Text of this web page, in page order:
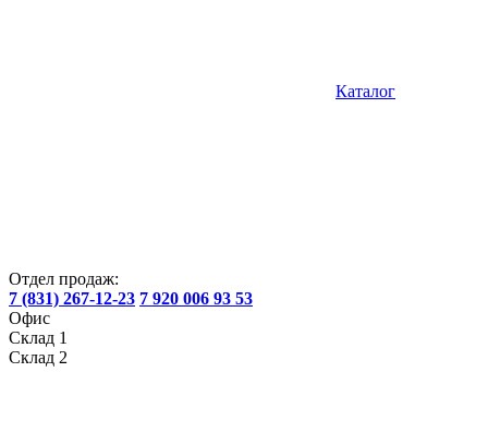
Каталог
Отдел продаж:
7 (831) 267-12-23 7 920 006 93 53
Офис
Склад 1
Склад 2